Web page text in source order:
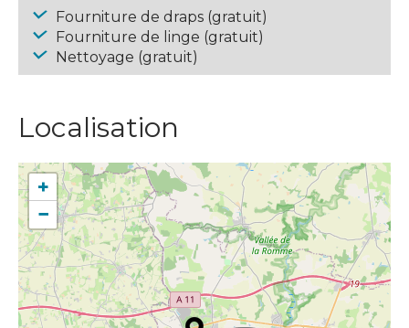
Fourniture de draps (gratuit)
Fourniture de linge (gratuit)
Nettoyage (gratuit)
Localisation
+
−